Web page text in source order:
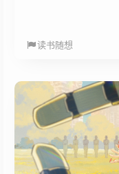
读书随想